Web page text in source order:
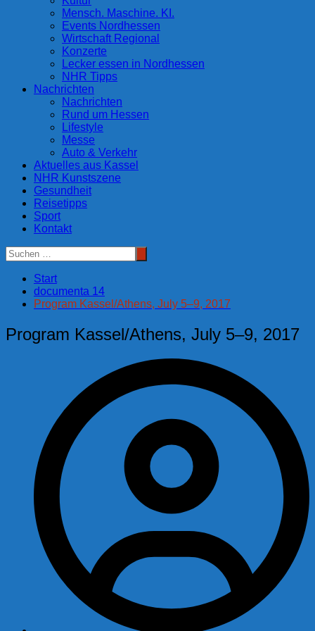
Mensch. Maschine. KI.
Events Nordhessen
Wirtschaft Regional
Konzerte
Lecker essen in Nordhessen
NHR Tipps
Nachrichten
Nachrichten
Rund um Hessen
Lifestyle
Messe
Auto & Verkehr
Aktuelles aus Kassel
NHR Kunstszene
Gesundheit
Reisetipps
Sport
Kontakt
Start
documenta 14
Program Kassel/Athens, July 5–9, 2017
Program Kassel/Athens, July 5–9, 2017